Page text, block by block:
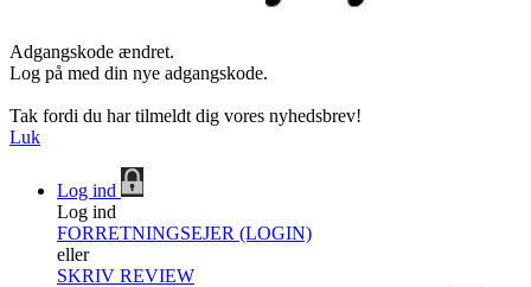
Adgangskode ændret.
Log på med din nye adgangskode.
Tak fordi du har tilmeldt dig vores nyhedsbrev!
Luk
Log ind
Log ind
FORRETNINGSEJER (LOGIN)
eller
SKRIV REVIEW